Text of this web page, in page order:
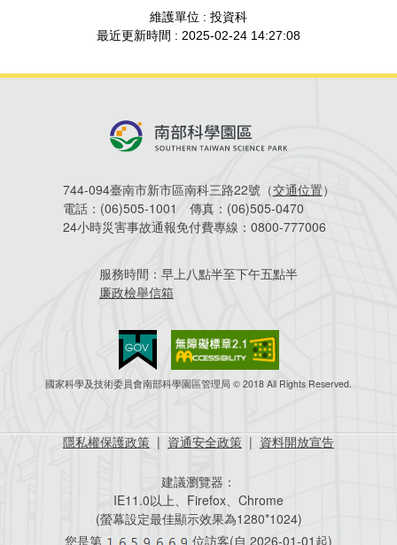
744-094臺南市新市區南科三路22號（交通位置）
電話： (06)505-1001 傳真： (06)505-0470
24小時災害事故通報免付費專線： 0800-777006
服務時間： 早上八點半至下午五點半
廉政檢舉信箱
國家科學及技術委員會南部科學園區管理局 © 2018 All Rights Reserved.
隱私權保護政策 | 資通安全政策 | 資料開放宣告
建議瀏覽器：
IE11.0以上、Firefox、Chrome
(螢幕設定最佳顯示效果為1280*1024)
您是第
位訪客(自 2026-01-01起)